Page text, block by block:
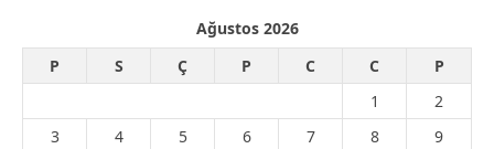
Ağustos 2026
P
S Ç P C C
P
1
2
3
4 5 6 7 8
9